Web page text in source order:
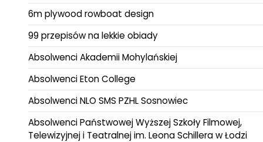
6m plywood rowboat design
99 przepisów na lekkie obiady
Absolwenci Akademii Mohylańskiej
Absolwenci Eton College
Absolwenci NLO SMS PZHL Sosnowiec
Absolwenci Państwowej Wyższej Szkoły Filmowej,
Telewizyjnej i Teatralnej im. Leona Schillera w Łodzi